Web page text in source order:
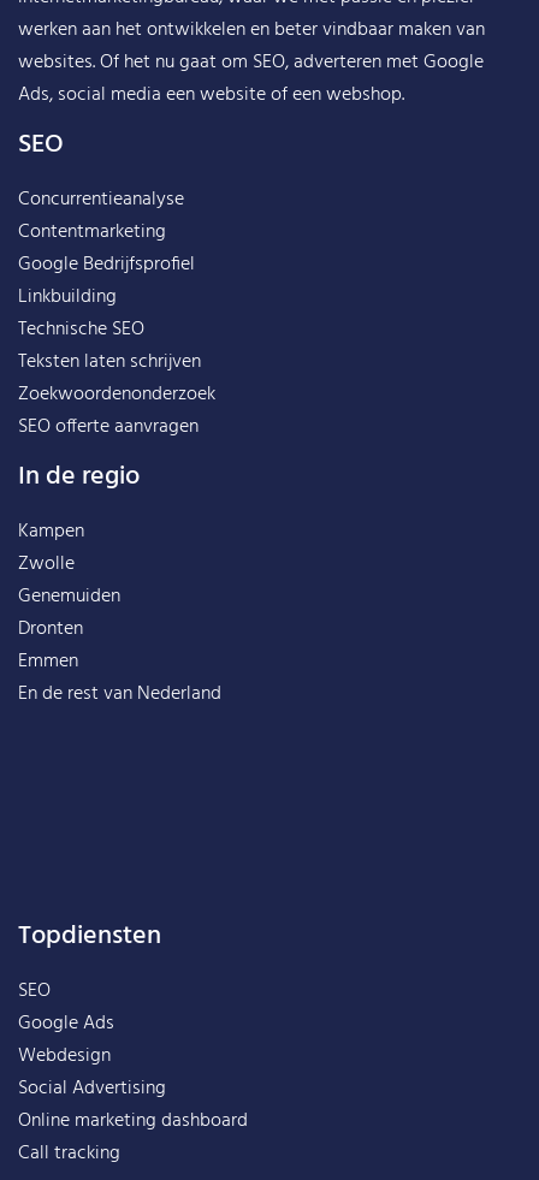
werken aan het ontwikkelen en beter vindbaar maken van
websites. Of het nu gaat om SEO, adverteren met Google
Ads, social media een website of een webshop.
SEO
Concurrentieanalyse
Contentmarketing
Google Bedrijfsprofiel
Linkbuilding
Technische SEO
Teksten laten schrijven
Zoekwoordenonderzoek
SEO offerte aanvragen
In de regio
Kampen
Zwolle
Genemuiden
Dronten
Emmen
En de rest vanNederland
Topdiensten
SEO
Google Ads
Webdesign
Social Advertising
Online marketing dashboard
Call tracking